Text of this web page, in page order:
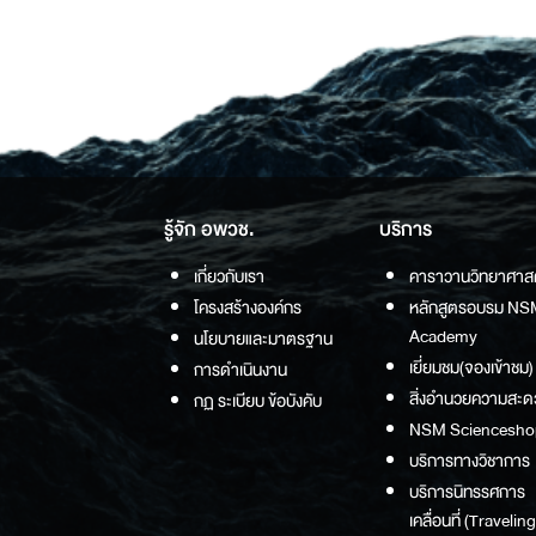
รู้จัก อพวช.
เกี่ยวกับเรา
โครงสร้างองค์กร
นโยบายและมาตรฐาน
การดำเนินงาน
กฏ ระเบียบ ข้อบังคับ
บริการ
คาราวานวิทยาศา
หลักสูตรอบรม
Academy
เยี่ยมชม(จองเข้าชม)
สิ่งอำนวยความสะ
NSM
บริการทางวิชาการ
บริการนิทรรศการ
เคลื่อนที่ (Traveling